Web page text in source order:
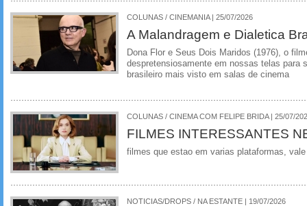
COLUNAS / CINEMANIA | 25/07/2026
A Malandragem e Dialetica
Dona Flor e Seus Dois Maridos (1976), o
despretensiosamente em nossas telas para
brasileiro mais visto em salas de cinema
COLUNAS / CINEMA COM FELIPE BRIDA | 25/07/
FILMES INTERESSANTES
filmes que estao em varias plataformas,
NOTICIAS/DROPS / NA ESTANTE | 19/07/2026